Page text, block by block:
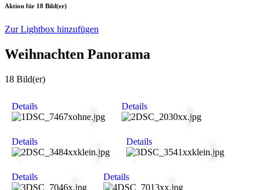
Aktion für 18 Bild(er)
Zur Lightbox hinzufügen
Weihnachten Panorama
18 Bild(er)
Details Details
Details Details
Details Details